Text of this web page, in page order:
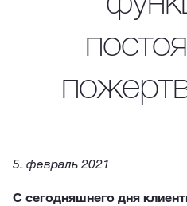
5. февраль 2021
С сегодняшнего дня